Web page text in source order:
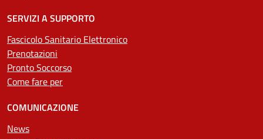
SERVIZI A SUPPORTO
Fascicolo Sanitario Elettronico
Prenotazioni
Pronto Soccorso
Come fare per
COMUNICAZIONE
News